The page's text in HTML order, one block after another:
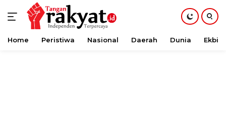
Langsung
Home Peristiwa Nasional Daerah Dunia Ekbis